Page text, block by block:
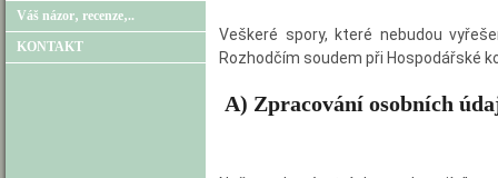
Váš názor‚ recenze‚..
KONTAKT
Veškeré spory, které nebudou
Rozhodčím soudem při Hospodářské
A) Zpracování osobních